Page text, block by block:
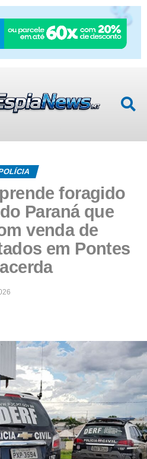
foragido
Paraná que
venda de
em Pontes